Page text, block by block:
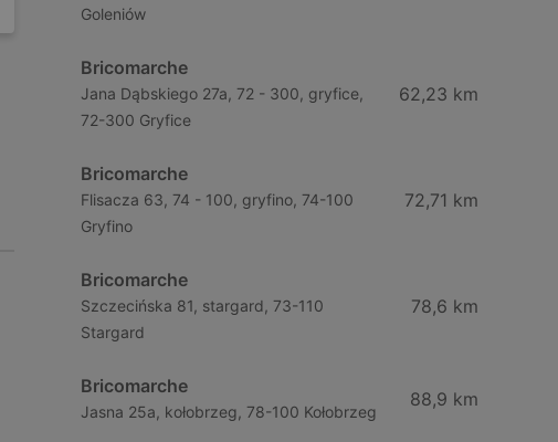
Goleniów
Bricomarche
Jana Dąbskiego 27a, 72 - 300, gryfice,
72-300 Gryfice
62,23 km
Bricomarche
Flisacza 63, 74 - 100, gryfino, 74-100
Gryfino
72,71 km
Bricomarche
Szczecińska 81, stargard, 73-110
Stargard
78,6 km
Bricomarche
Jasna 25a, kołobrzeg, 78-100 Kołobrzeg
88,9 km